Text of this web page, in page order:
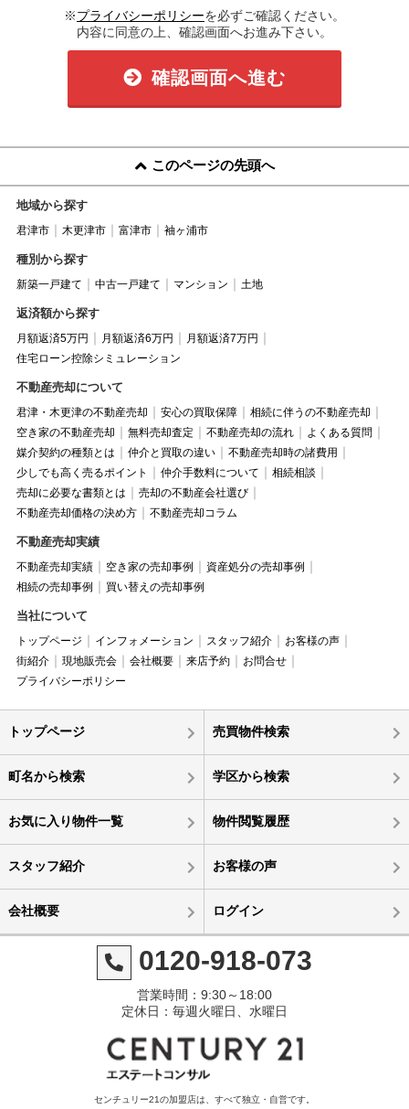
※プライバシーポリシーを必ずご確認ください。
内容に同意の上、確認画面へお進み下さい。
確認画面へ進む
このページの先頭へ
地域から探す
君津市 木更津市 富津市 袖ヶ浦市
種別から探す
新築一戸建て 中古一戸建て マンション 土地
返済額から探す
月額返済5万円 月額返済6万円
月額返済7万円
住宅ローン控除シミュレーション
不動産売却について
君津・木更津の不動産売却 安心の買取保障
相続に伴うの不動産売却
空き家の不動産売却
無料売却査定 不動産売却の流れ
よくある質問
媒介契約の種類とは
仲介と買取の違い
不動産売却時の諸費用
少しでも高く売るポイント
仲介手数料について
相続相談
売却に必要な書類とは
売却の不動産会社選び
不動産売却価格の決め方
不動産売却コラム
不動産売却実績
不動産売却実績 空き家の売却事例
資産処分の売却事例
相続の売却事例
買い替えの売却事例
当社について
トップページ インフォメーション スタッフ紹介
お客様の声
街紹介
現地販売会 会社概要 来店予約
お問合せ
プライバシーポリシー
トップページ 売買物件検索
町名から検索 学区から検索
お気に入り物件一覧 物件閲覧履歴
スタッフ紹介 お客様の声
会社概要 ログイン
0120-918-073
営業時間：9:30～18:00
定休日：毎週火曜日、水曜日
センチュリー21の加盟店は、すべて独立・自営です。